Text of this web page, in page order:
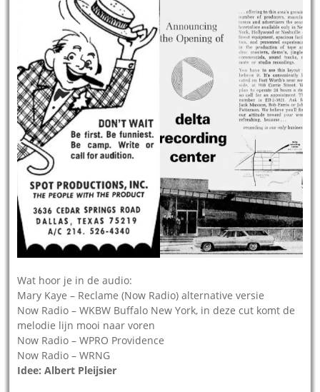
Wat hoor je in de audio:
Mary Kaye – Reclame (Now Radio) alternative versie
Now Radio – WKBW Buffalo New York, in deze cut komt de
melodie lijn mooi naar voren
Now Radio – WPRO Providence
Now Radio – WRNG
Idee: Albert Pleijsier